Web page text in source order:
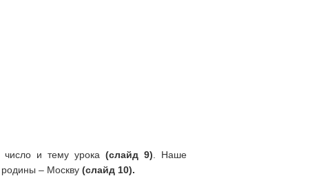
число и тему урока (слайд 9) . Наше
родины – Москву (слайд 10).